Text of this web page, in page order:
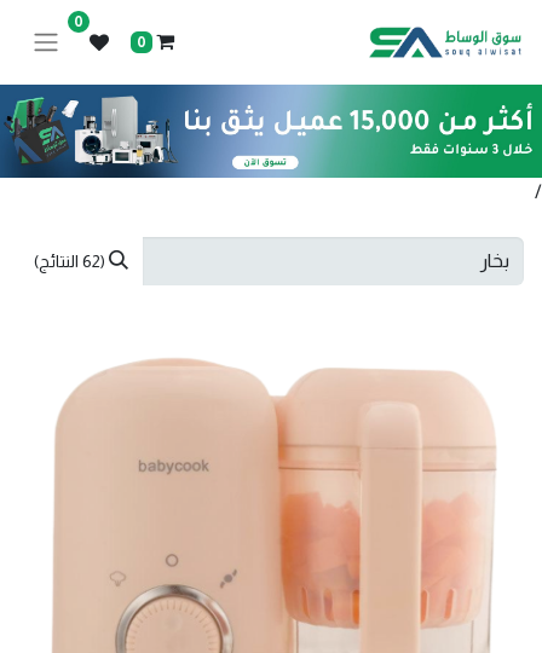
0
0
/
(62 النتائج)